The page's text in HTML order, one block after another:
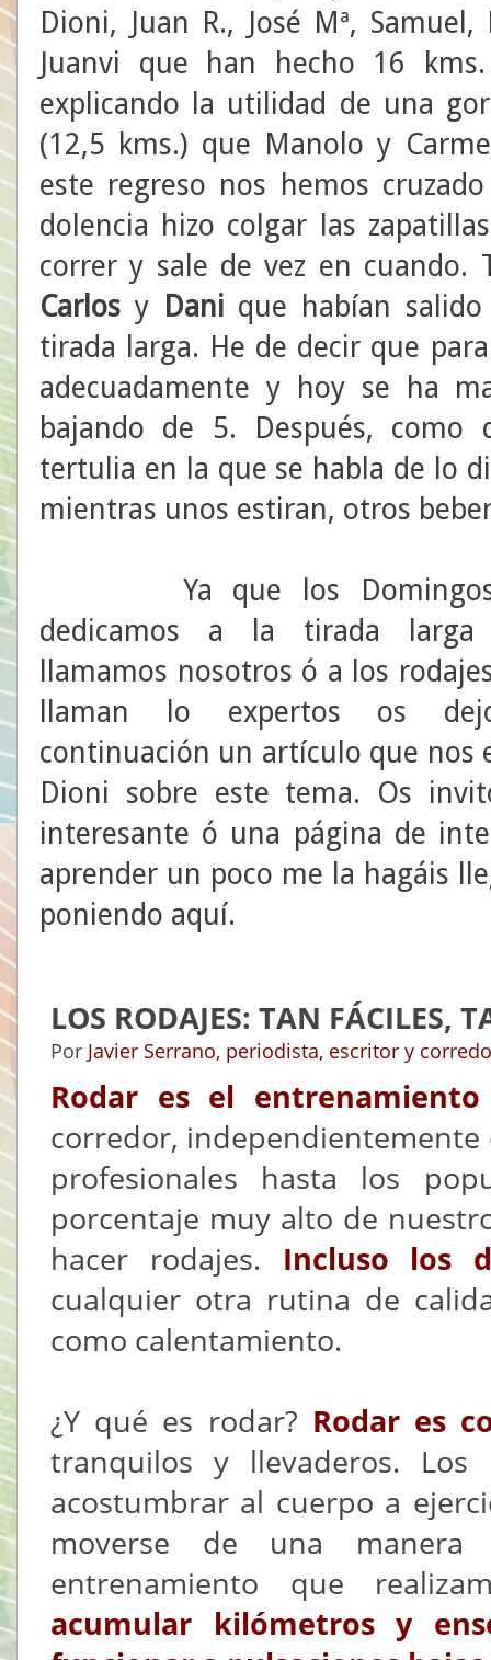
Dioni, Juan R., José Mª,
Juanvi que han hecho 16
explicando la utilidad de una
(12,5 kms.) que Manolo y
este regreso nos hemos
dolencia hizo colgar las
correr y sale de vez en cuando.
Carlos y Dani que habían
tirada larga. He de decir que
adecuadamente y hoy se ha
bajando de 5. Después,
tertulia en la que se habla de lo
mientras unos estiran, otros
Ya que los Domingos
dedicamos a la tirada larga
llamamos nosotros ó a los
llaman lo expertos os
continuación un artículo que nos
Dioni sobre este tema. Os
interesante ó una página de
aprender un poco me la hagáis
poniendo aquí.
LOS RODAJES: TAN FÁCILES,
Por Javier Serrano, periodista, escritor y
Rodar es el
corredor, independientemente
profesionales hasta los
porcentaje muy alto de
hacer rodajes.
Incluso los
cualquier otra rutina de
como calentamiento.
¿Y qué es rodar? Rodar es
tranquilos y llevaderos. Los
acostumbrar al cuerpo a
moverse de una
entrenamiento que
acumular kilómetros y